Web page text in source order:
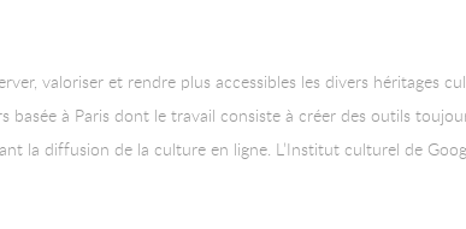
valoriser et rendre plus accessibles les divers héritages
basée à Paris dont le travail consiste à créer des outils
la diffusion de la culture en ligne. L’Institut culturel de